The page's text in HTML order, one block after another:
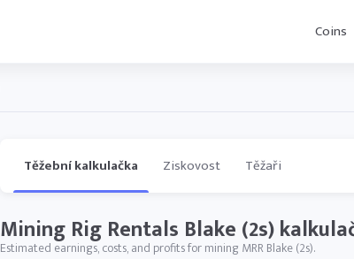
Coins
Těžební kalkulačka Ziskovost Těžaři
Mining Rig Rentals Blake (2s)
Estimated earnings, costs, and profits for mining MRR Blake (2s).